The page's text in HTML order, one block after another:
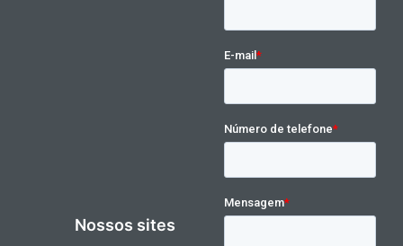
Nossos sites